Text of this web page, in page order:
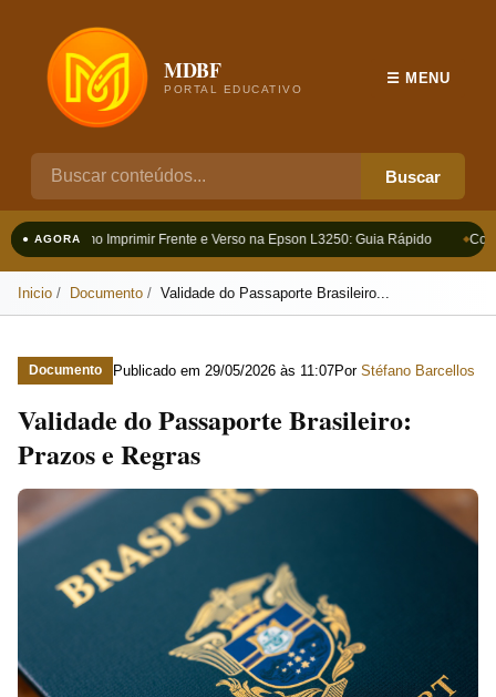
MDBF
PORTAL EDUCATIVO
Buscar
☰ MENU
● AGORAComo Imprimir Frente e Verso na Epson L3250: Guia Rápido
Inicio Documento Validade do Passaporte Brasileiro...
Documento Publicado em 29/05/2026 às 11:07Por Stéfano Barcellos
Validade do Passaporte Brasileiro:
Prazos e Regras